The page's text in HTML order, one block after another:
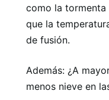
como la tormenta
que la
de fusión.
Además: ¿A
menos nieve en